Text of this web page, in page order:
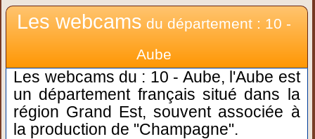
Les webcams du département : 10 -
Aube
Les webcams du : 10 - Aube, l'Aube est
un département français situé dans la
région Grand Est, souvent associée à
la production de "Champagne".